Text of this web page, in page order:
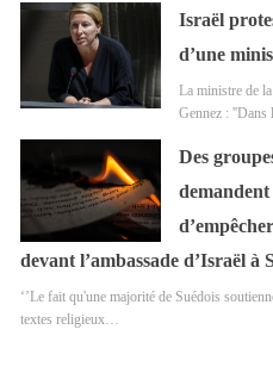
Israël
d’une
La ministre de
Gennez :
Des
demandent
devant l’ambassade d’Israël à
‘’Le fait qu'une majorité de Suédois
textes religieux…